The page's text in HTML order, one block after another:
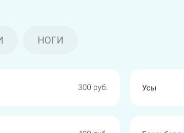
НОГИ
300 руб. Усы
1300 руб. Плечи
600 руб. Руки выше
1900 руб. Бедра